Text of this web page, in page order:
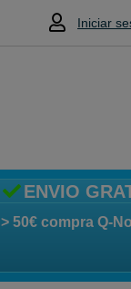
Iniciar
ENVIO
> 50€ compra Q-